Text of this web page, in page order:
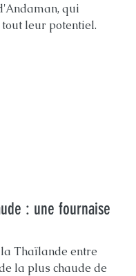
qui
leur potentiel.
: une fournaise
Thaïlande entre
la plus chaude de